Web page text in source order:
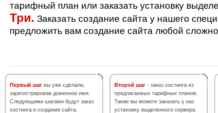
тарифный план или заказать установку
Три. Заказать создание сайта у нашего
предложить вам создание сайта любой
Первый шаг вы уже сделали,
зарегистрировав доменное имя.
Следующими шагами будут заказ
хостинга и создание сайта.
Второй шаг - заказ хостинга из
предлагаемых тарифных планов.
Также вы можете заказать у нас
установку выделенного сервера.